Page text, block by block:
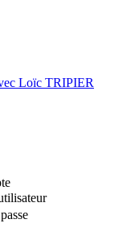
Loïc TRIPIER